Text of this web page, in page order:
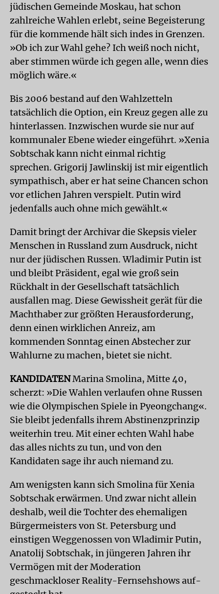
jüdischen Gemeinde Moskau, hat schon
zahlreiche Wahlen erlebt, seine Begeisterung
für die kommende hält sich indes in Grenzen.
»Ob ich zur Wahl gehe? Ich weiß noch nicht,
aber stimmen würde ich gegen alle, wenn dies
möglich wäre.«
Bis 2006 bestand auf den Wahlzetteln
tatsächlich die Option, ein Kreuz gegen alle zu
hinterlassen. Inzwischen wurde sie nur auf
kommunaler Ebene wieder eingeführt. »Xenia
Sobtschak kann nicht einmal richtig
sprechen. Grigorij Jawlinskij ist mir eigentlich
sympathisch, aber er hat seine Chancen schon
vor etlichen Jahren verspielt. Putin wird
jedenfalls auch ohne mich gewählt.«
Damit bringt der Archivar die Skepsis vieler
Menschen in Russland zum Ausdruck, nicht
nur der jüdischen Russen. Wladimir Putin ist
und bleibt Präsident, egal wie groß sein
Rückhalt in der Gesellschaft tatsächlich
ausfallen mag. Diese Gewissheit gerät für die
Machthaber zur größten Herausforderung,
denn einen wirklichen Anreiz, am
kommenden Sonntag einen Abstecher zur
Wahlurne zu machen, bietet sie nicht.
KANDIDATENMarina Smolina, Mitte 40,
scherzt: »Die Wahlen verlaufen ohne Russen
wie die Olympischen Spiele in Pyeongchang«.
Sie bleibt jedenfalls ihrem Abstinenzprinzip
weiterhin treu. Mit einer echten Wahl habe
das alles nichts zu tun, und von den
Kandidaten sage ihr auch niemand zu.
Am wenigsten kann sich Smolina für Xenia
Sobtschak erwärmen. Und zwar nicht allein
deshalb, weil die Tochter des ehemaligen
Bürgermeisters von St. Petersburg und
einstigen Weggenossen von Wladimir Putin,
Anatolij Sobtschak, in jüngeren Jahren ihr
Vermögen mit der Moderation
geschmackloser Reality-Fernsehshows auf­